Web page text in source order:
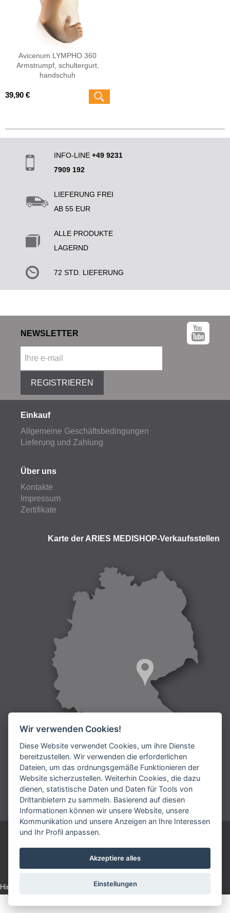
Avicenum LYMPHO 360
Armstrumpf, schultergurt,
handschuh
39,90 €
INFO-LINE +49 9231
7909 192
LIEFERUNG FREI
AB 55 EUR
ALLE PRODUKTE
LAGERND
72 STD. LIEFERUNG
NEWSLETTER
REGISTRIEREN
Einkauf
Allgemeine Geschäftsbedingungen
Lieferung und Zahlung
Über uns
Kontakte
Impressum
Zertifikate
Karte der ARIES MEDISHOP-Verkaufsstellen
Lieferung:
Bezahlung:
ARIES DEUTSCHLAND GmbH
Telefonnummmer: +49 9231 7909 192
vertrieb@aries.eu
Hinweise zur verarbeitung personenbezogener daten für
Nastavení cookies
Wir verwenden Cookies!
Diese Website verwendet Cookies, um ihre Dienste
bereitzustellen. Wir verwenden die erforderlichen
Dateien, um das ordnungsgemäße Funktionieren der
Website sicherzustellen. Weiterhin Cookies, die dazu
dienen, statistische Daten und Daten für Tools von
Drittanbietern zu sammeln. Basierend auf diesen
Informationen können wir unsere Website, unsere
Kommunikation und unsere Anzeigen an Ihre Interessen
und Ihr Profil anpassen.
Akzeptiere alles
Einstellungen